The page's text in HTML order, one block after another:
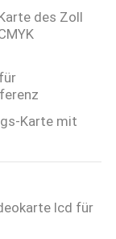
des Zoll
Karte mit
lcd für